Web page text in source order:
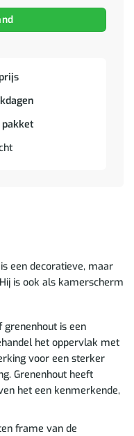
pakket
een decoratieve, maar
is ook als kamerscherm
is een
het oppervlak met
voor een sterker
Grenenhout heeft
het een kenmerkende,
frame van de